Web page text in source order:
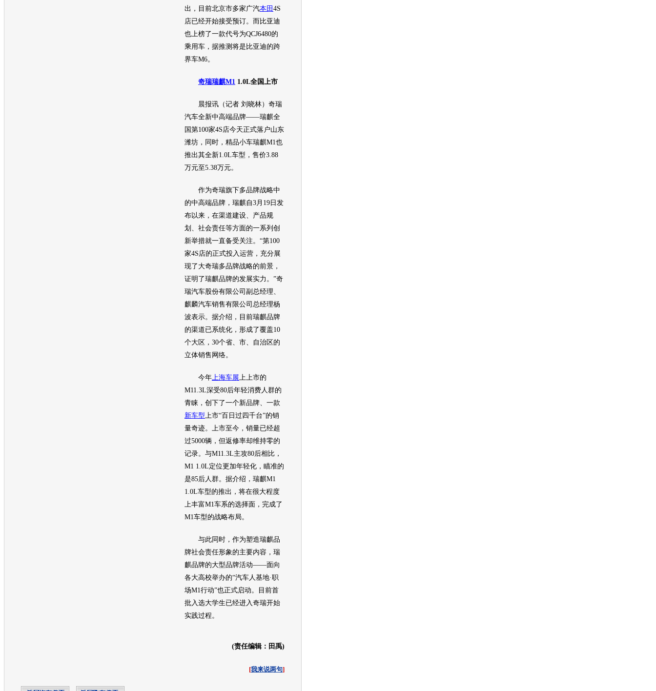
出，目前北京市多家广汽本田 4S
店已经开始接受预订。而 比亚迪
也上榜了一款代号为QCJ6480的
乘用车，据推测将是 比亚迪的跨
界车M6。
奇瑞瑞麒M1 1.0L全国上市
晨报讯（记者 刘晓林） 奇瑞
汽车全新中高端品牌——瑞麒全
国第100家4S店今天正式落户山东
潍坊，同时，精品小车瑞麒M1 也
推出其全新1.0L车型 ，售价3.88
万元至5.38万元。
作为奇瑞旗下多品牌战略中
的中高端品牌，瑞麒自3月19日发
布以来，在渠道建设、产品规
划、社会责任等方面的一系列创
新举措就一直备受关注。“第100
家4S店的正式投入运营，充分展
现了大奇瑞多品牌战略的前景，
证明了瑞麒品牌的发展实力。”奇
瑞汽车股份有限公司副总经理、
麒麟汽车销售有限公司总经理杨
波表示。据介绍，目前瑞麒品牌
的渠道已系统化，形成了覆盖10
个大区，30个省、市、自治区的
立体销售网络。
今年 上海车展 上上市的
M11.3L深受80后年轻消费人群的
青睐，创下了一个新品牌、一款
新车型 上市“百日过四千台”的销
量奇迹。上市至今，销量已经超
过5000辆，但返修率却维持零的
记录。与M11.3L主攻80后相比，
M1 1.0L定位更加年轻化，瞄准的
是85后人群。据介绍， 瑞麒M1
1.0L车型的推出，将在很大程度
上丰富M1车系的选择面，完成了
M1 车型的战略布局。
与此同时，作为塑造瑞麒品
牌社会责任形象的主要内容，瑞
麒品牌的大型品牌活动——面向
各大高校举办的“汽车 人基地·职
场M1行动”也正式启动。目前首
批入选大学生已经进入 奇瑞开始
实践过程。
(责任编辑：田禹)
[我来说两句]